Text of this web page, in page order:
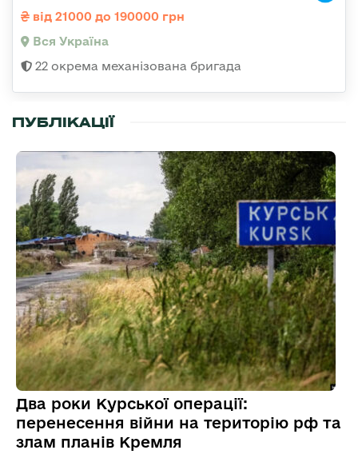
від 21000 до 190000 грн
Вся Україна
22 окрема механізована бригада
ПУБЛІКАЦІЇ
Два роки Курської операції:
перенесення війни на територію рф та
злам планів Кремля